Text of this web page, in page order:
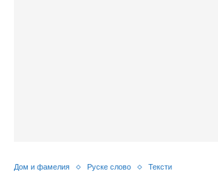
Дом и фамелия Руске слово Тексти